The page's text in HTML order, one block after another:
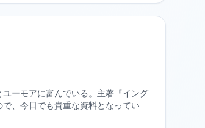
ーモアに富んでいる。主著『イング
、今日でも貴重な資料となってい